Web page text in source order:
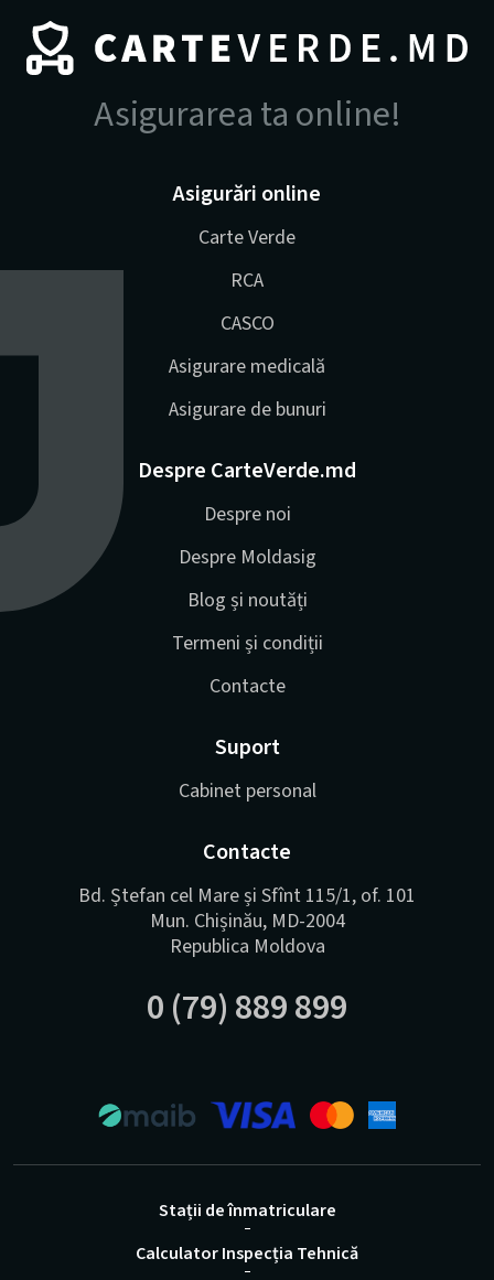
Asigurarea ta online!
Asigurări online
Carte Verde
RCA
CASCO
Asigurare medicală
Asigurare de bunuri
Despre CarteVerde.md
Despre noi
Despre Moldasig
Blog și noutăți
Termeni și condiții
Contacte
Suport
Cabinet personal
Contacte
Bd. Ștefan cel Mare și Sfînt 115/1, of. 101
Mun. Chișinău, MD-2004
Republica Moldova
0 (79) 889 899
Stații de înmatriculare
Calculator Inspecția Tehnică